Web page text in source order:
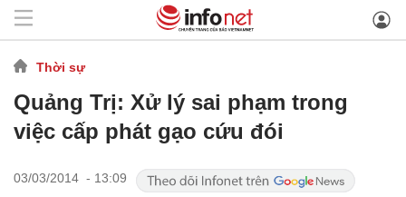
Thời sự
Quảng Trị: Xử lý sai phạm trong
việc cấp phát gạo cứu đói
03/03/2014 - 13:09